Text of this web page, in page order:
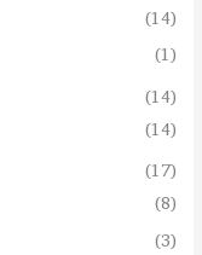
(14)
(1)
(14)
(14)
(17)
(8)
(3)